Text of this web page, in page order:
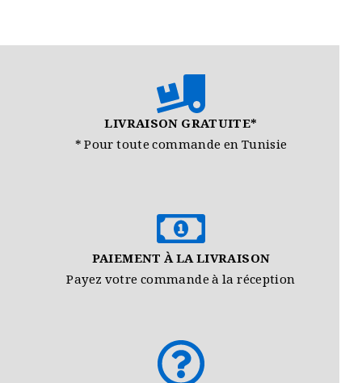
LIVRAISON GRATUITE*
* Pour toute commande en Tunisie
PAIEMENT À LA LIVRAISON
Payez votre commande à la réception